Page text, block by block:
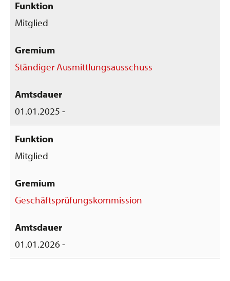
Mitglied
Ständiger Ausmittlungsausschuss
01.01.2025 -
Mitglied
Geschäftsprüfungskommission
01.01.2026 -